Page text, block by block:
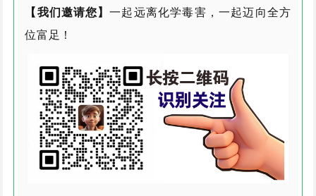
【我们邀请您】一起远离化学毒害，一起迈向全方
位富足！